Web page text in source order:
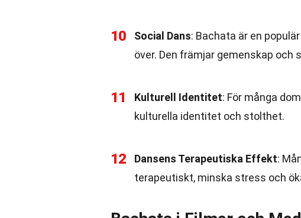
10 Social Dans: Bachata är en
över. Den främjar gemenskap och
11 Kulturell Identitet: För många
kulturella identitet och stolthet.
12 Dansens Terapeutiska Effekt:
terapeutiskt, minska stress och